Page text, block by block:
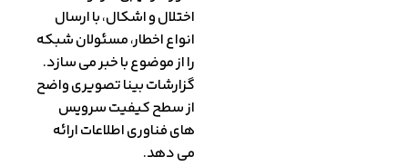
اختلال و اشکال، با ارسال
انواع اخطار، مسئولان شبکه
را از موضوع با خبر می سازد.
گزارشات بينا تصويری واضح
از سطح کيفيت سرويس
های فناوری اطلاعات ارائه
می دهد.